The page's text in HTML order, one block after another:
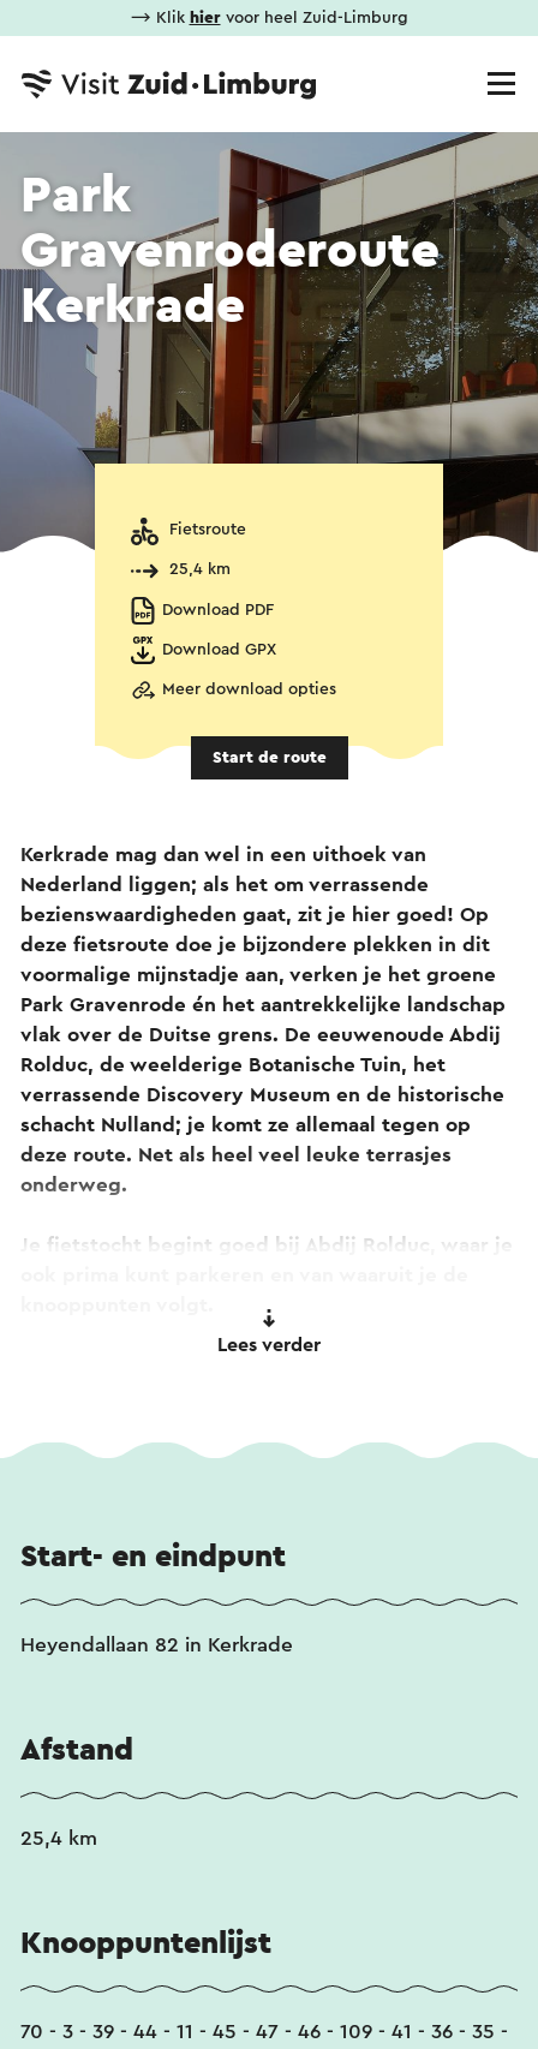
⟶ Klik hiervoor heel Zuid-Limburg
Park
Gravenroderoute
Kerkrade
Fietsroute
25,4 km
Download PDF
Download GPX
Meer download opties
Start de route
Kerkrade mag dan wel in een uithoek van
Nederland liggen; als het om verrassende
bezienswaardigheden gaat, zit je hier goed! Op
deze fietsroute doe je bijzondere plekken in dit
voormalige mijnstadje aan, verken je het groene
Park Gravenrode én het aantrekkelijke landschap
vlak over de Duitse grens. De eeuwenoude Abdij
Rolduc, de weelderige Botanische Tuin, het
verrassende Discovery Museum en de historische
schacht Nulland; je komt ze allemaal tegen op
deze route. Net als heel veel leuke terrasjes
onderweg.
Je fietstocht begint goed bij Abdij Rolduc, waar je
tours zijn ook toegankelijk door de qr-codes op
Lees verder
Start- en eindpunt
Heyendallaan 82 in Kerkrade
Afstand
25,4 km
Knooppuntenlijst
70 - 3 - 39 - 44 - 11 - 45 - 47 - 46 - 109 - 41 - 36 - 35 -